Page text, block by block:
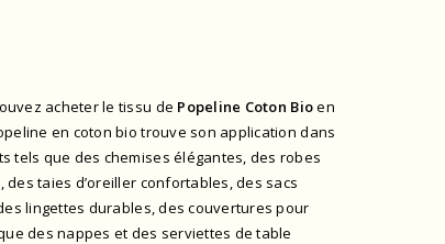
acheter le tissu de Popeline Coton Bioen
en coton bio trouve son application dans
tels que des chemises élégantes, des robes
taies d’oreiller confortables, des sacs
lingettes durables, des couvertures pour
des nappes et des serviettes de table